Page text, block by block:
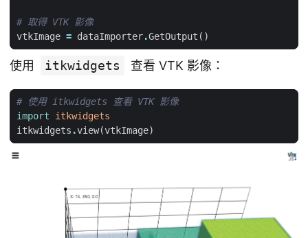
# 取得 VTK 影像
vtkImage = dataImporter.GetOutput ()
使用 itkwidgets 查看 VTK 影像：
# 使用 itkwidgets 查看 VTK 影像
import
itkwidgets
itkwidgets .view(vtkImage)